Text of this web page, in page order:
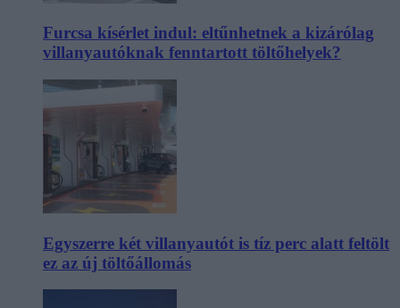
Furcsa kísérlet indul: eltűnhetnek a kizárólag
villanyautóknak fenntartott töltőhelyek?
Egyszerre két villanyautót is tíz perc alatt feltölt
ez az új töltőállomás